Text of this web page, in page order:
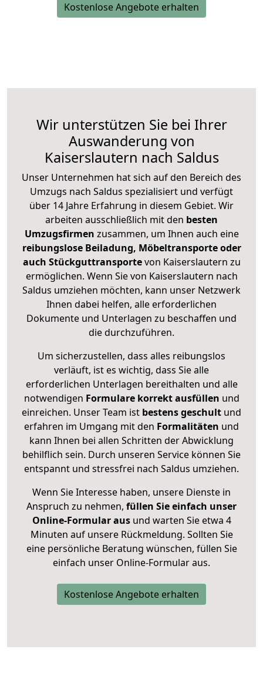
Kostenlose Angebote erhalten
Wir unterstützen Sie bei Ihrer
Auswanderung von
Kaiserslautern nach Saldus
Unser Unternehmen hat sich auf den Bereich des
Umzugs nach Saldus spezialisiert und verfügt
über 14 Jahre Erfahrung in diesem Gebiet. Wir
arbeiten ausschließlich mit den besten
Umzugsfirmen zusammen, um Ihnen auch eine
reibungslose Beiladung, Möbeltransporte oder
auch Stückguttransportevon Kaiserslautern zu
ermöglichen. Wenn Sie von Kaiserslautern nach
Saldus umziehen möchten, kann unser Netzwerk
Ihnen dabei helfen, alle erforderlichen
Dokumente und Unterlagen zu beschaffen und
die durchzuführen.
Um sicherzustellen, dass alles reibungslos
verläuft, ist es wichtig, dass Sie alle
erforderlichen Unterlagen bereithalten und alle
notwendigen Formulare korrekt ausfüllen und
einreichen. Unser Team ist bestens geschult und
erfahren im Umgang mit den Formalitäten und
kann Ihnen bei allen Schritten der Abwicklung
behilflich sein. Durch unseren Service können Sie
entspannt und stressfrei nach Saldus umziehen.
Wenn Sie Interesse haben, unsere Dienste in
Anspruch zu nehmen, füllen Sie einfach unser
Online-Formular ausund warten Sie etwa 4
Minuten auf unsere Rückmeldung. Sollten Sie
eine persönliche Beratung wünschen, füllen Sie
einfach unser Online-Formular aus.
Kostenlose Angebote erhalten